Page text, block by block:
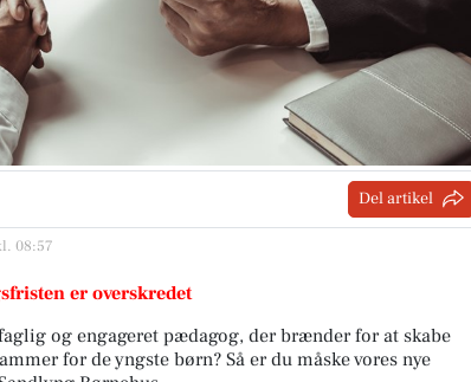
Del artikel
08:57
er overskredet
og engageret pædagog, der brænder for at skabe
for de yngste børn? Så er du måske vores nye